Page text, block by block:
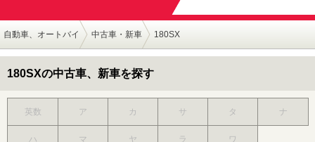
自動車、オートバイ 中古車・新車 180SX
180SXの中古車、新車を探す
英数 ア カ サ タ ナ
ハ マ ヤ ラ ワ